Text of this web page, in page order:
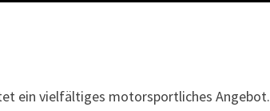
ein vielfältiges motor­sportliches Angebot.